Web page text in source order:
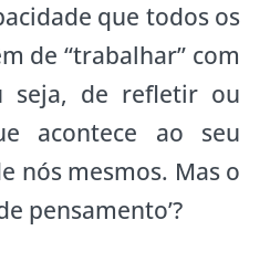
que todos os
de “trabalhar” com
seja, de refletir ou
acontece ao seu
nós mesmos. Mas o
pensamento’?